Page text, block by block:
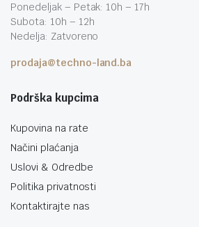
Ponedeljak – Petak: 10h – 17h
Subota: 10h – 12h
Nedelja: Zatvoreno
prodaja@techno-land.ba
Podrška kupcima
Kupovina na rate
Načini plaćanja
Uslovi & Odredbe
Politika privatnosti
Kontaktirajte nas